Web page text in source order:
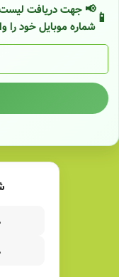
📢 جهت دریافت لیست
شماره موبایل خود را